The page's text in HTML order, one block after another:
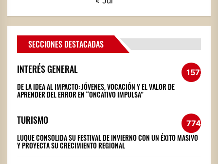
SECCIONES DESTACADAS
INTERÉS GENERAL 1572
DE LA IDEA AL IMPACTO: JÓVENES, VOCACIÓN Y EL VALOR DE
APRENDER DEL ERROR EN “ONCATIVO IMPULSA”
TURISMO 774
LUQUE CONSOLIDA SU FESTIVAL DE INVIERNO CON UN ÉXITO MASIVO
Y PROYECTA SU CRECIMIENTO REGIONAL